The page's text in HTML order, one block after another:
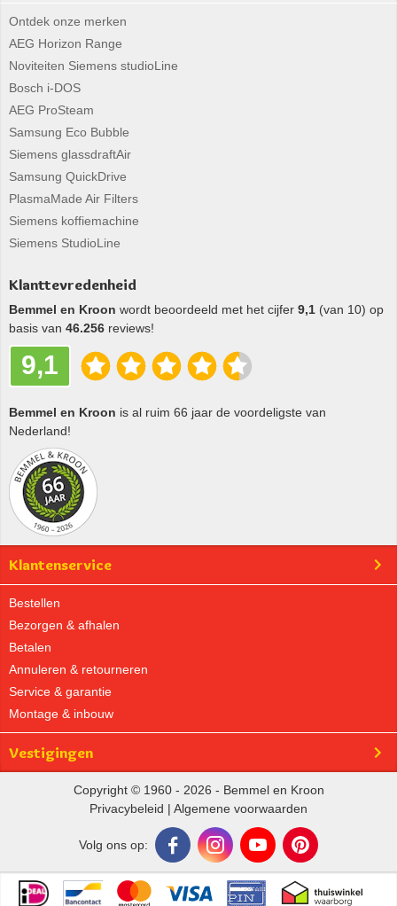
Ontdek onze merken
AEG Horizon Range
Noviteiten Siemens studioLine
Bosch i-DOS
AEG ProSteam
Samsung Eco Bubble
Siemens glassdraftAir
Samsung QuickDrive
PlasmaMade Air Filters
Siemens koffiemachine
Siemens StudioLine
Klanttevredenheid
Bemmel en Kroon wordt beoordeeld met het cijfer 9,1 (van 10) op
basis van 46.256 reviews!
9,1
Bemmel en Kroon is al ruim 66 jaar de voordeligste van
Nederland!
Klantenservice
Bestellen
Bezorgen & afhalen
Betalen
Annuleren & retourneren
Service & garantie
Montage & inbouw
Vestigingen
Copyright © 1960 - 2026 - Bemmel en Kroon
Privacybeleid | Algemene voorwaarden
Volg ons op: